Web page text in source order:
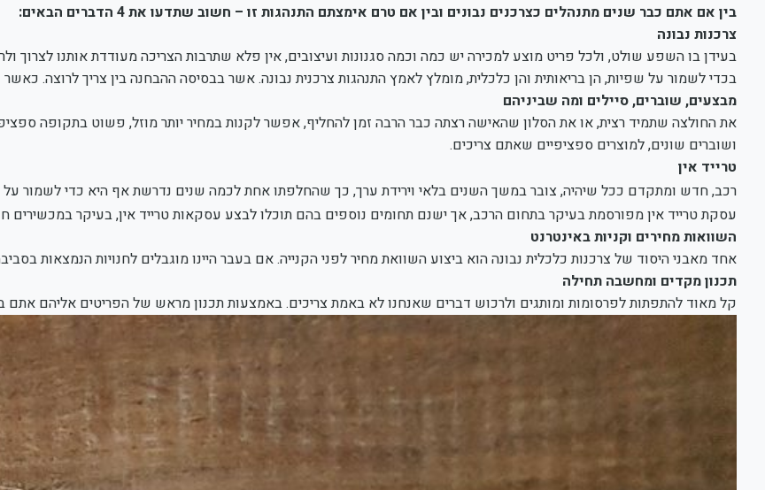
בין אם אתם כבר שנים מתנהלים כצרכנים נבונים ובין אם טרם אימצתם התנהגות זו – חשוב שתדעו את4 הדברים הבאים:
צרכנות נבונה
בעידן בו השפע שולט, ולכל פריט מוצע למכירה יש כמה וכמה סגנונות ועיצובים, אין פלא שתרבות הצריכה מעודדת אותנו לצרוך
בכדי לשמור על שפיות, הן בריאותית והן כלכלית, מומלץ לאמץ התנהגות צרכנית נבונה. אשר בבסיסה ההבחנה בין צריך לרוצה.
מבצעים, שוברים, סיילים ומה שביניהם
את החולצה שתמיד רצית, או את הסלון שהאישה רצתה כבר הרבה זמן להחליף, אפשר לקנות במחיר יותר מוזל, פשוט בתקופה
ושוברים שונים, למוצרים ספציפיים שאתם צריכים.
טרייד אין
רכב, חדש ומתקדם ככל שיהיה, צובר במשך השנים בלאי וירידת ערך, כך שהחלפתו אחת לכמה שנים נדרשת אף היא כדי לשמור על
עסקת טרייד אין מפורסמת בעיקר בתחום הרכב, אך ישנם תחומים נוספים בהם תוכלו לבצע עסקאות טרייד אין, בעיקר
השוואות מחירים וקניות באינטרנט
אחד מאבני היסוד של צרכנות כלכלית נבונה הוא ביצוע השוואת מחיר לפני הקנייה. אם בעבר היינו מוגבלים לחנויות הנמצאות
תכנון מקדים ומחשבה תחילה
קל מאוד להתפתות לפרסומות ומותגים ולרכוש דברים שאנחנו לא באמת צריכים. באמצעות תכנון מראש של הפריטים אליהם אתם